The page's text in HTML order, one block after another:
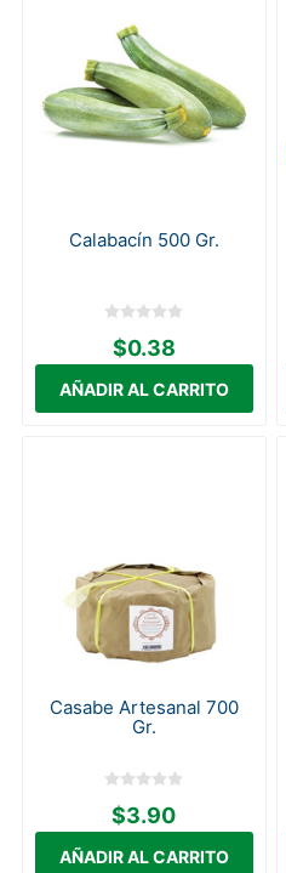
Calabacín 500 Gr.
$0.38
Casabe Artesanal 700
Gr.
$3.90